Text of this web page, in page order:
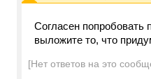
Согласен попробовать
выложите то, что
[Нет ответов на это